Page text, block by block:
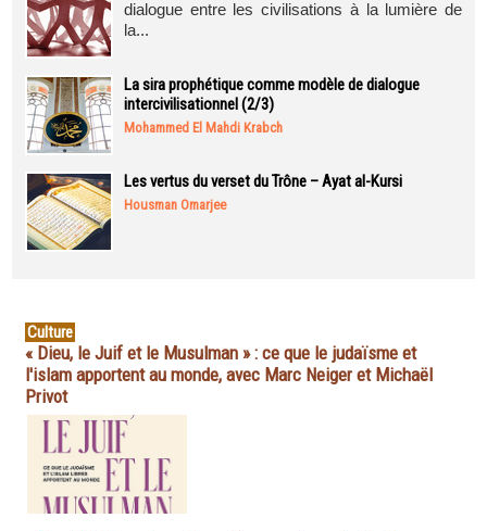
dialogue entre les civilisations à la lumière de
la...
La sira prophétique comme modèle de dialogue
intercivilisationnel (2/3)
Mohammed El Mahdi Krabch
Les vertus du verset du Trône – Ayat al-Kursi
Housman Omarjee
Culture
« Dieu, le Juif et le Musulman » : ce que le judaïsme et
l'islam apportent au monde, avec Marc Neiger et Michaël
Privot